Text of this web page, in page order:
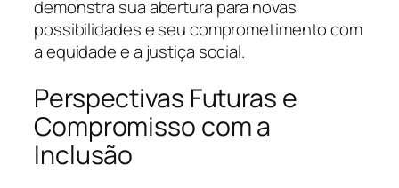
demonstra sua abertura para novas
possibilidades e seu comprometimento com
a equidade e a justiça social.
Perspectivas Futuras e
Compromisso com a
Inclusão